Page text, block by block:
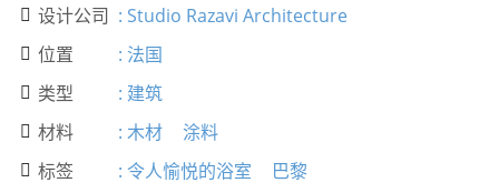
 设计公司 : Studio Razavi Architecture
 位置 : 法国
 类型 : 建筑
 材料 : 木材 涂料
 标签 : 令人愉悦的浴室 巴黎